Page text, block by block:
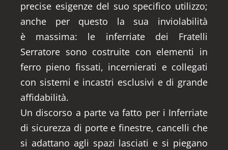
precise esigenze del suo specifico utilizzo;
anche per questo la sua inviolabilità
è massima: le inferriate dei Fratelli
Serratore sono costruite con elementi in
ferro pieno fissati, incernierati e collegati
con sistemi e incastri esclusivi e di grande
affidabilità.
Un discorso a parte va fatto per i Inferriate
di sicurezza di porte e finestre, cancelli che
si adattano agli spazi lasciati e si piegano